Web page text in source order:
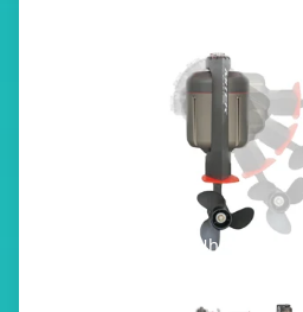
Mo-Fr: 10:00-18:00 Uhr